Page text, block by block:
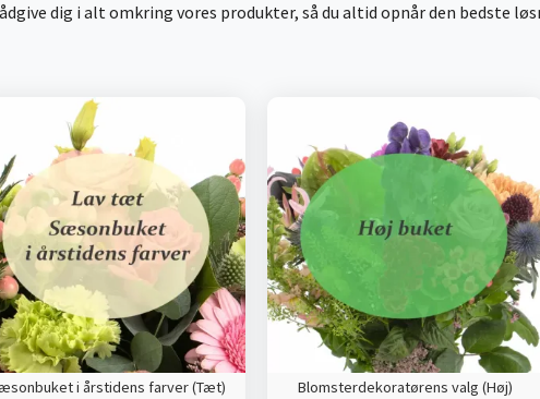
dig i alt omkring vores produkter, så du altid opnår den bedste
i årstidens farver (Tæt) Blomsterdekoratørens valg (Høj)